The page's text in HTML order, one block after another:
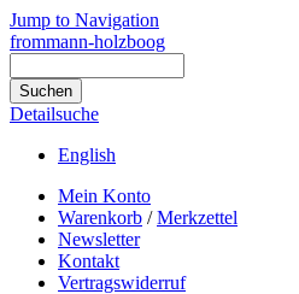
Jump to Navigation
frommann-holzboog
Detailsuche
English
Mein Konto
Warenkorb /Merkzettel
Newsletter
Kontakt
Vertragswiderruf